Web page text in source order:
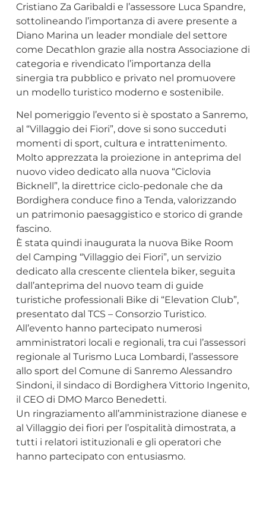
Cristiano Za Garibaldi e l’assessore Luca Spandre,
sottolineando l’importanza di avere presente a
Diano Marina un leader mondiale del settore
come Decathlon grazie alla nostra Associazione di
categoria e rivendicato l’importanza della
sinergia tra pubblico e privato nel promuovere
un modello turistico moderno e sostenibile.
Nel pomeriggio l’evento si è spostato a Sanremo,
al “Villaggio dei Fiori”, dove si sono succeduti
momenti di sport, cultura e intrattenimento.
Molto apprezzata la proiezione in anteprima del
nuovo video dedicato alla nuova “Ciclovia
Bicknell”, la direttrice ciclo-pedonale che da
Bordighera conduce fino a Tenda, valorizzando
un patrimonio paesaggistico e storico di grande
fascino.
È stata quindi inaugurata la nuova Bike Room
del Camping “Villaggio dei Fiori”, un servizio
dedicato alla crescente clientela biker, seguita
dall’anteprima del nuovo team di guide
turistiche professionali Bike di “Elevation Club”,
presentato dal TCS – Consorzio Turistico.
All’evento hanno partecipato numerosi
amministratori locali e regionali, tra cui l’assessori
regionale al Turismo Luca Lombardi, l’assessore
allo sport del Comune di Sanremo Alessandro
Sindoni, il sindaco di Bordighera Vittorio Ingenito,
il CEO di DMO Marco Benedetti.
Un ringraziamento all’amministrazione dianese e
al Villaggio dei fiori per l’ospitalità dimostrata, a
tutti i relatori istituzionali e gli operatori che
hanno partecipato con entusiasmo.